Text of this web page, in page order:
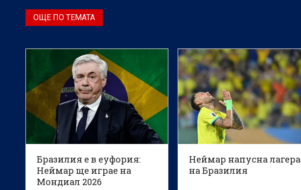
ОЩЕ ПО ТЕМАТА
Бразилия е в еуфория:
Неймар ще играе на
Мондиал 2026
Неймар напусна лагера
на Бразилия